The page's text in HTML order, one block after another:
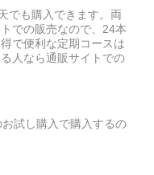
でも購入できます。両
での販売なので、24本
で便利な定期コースは
人なら通販サイトでの
試し購入で購入するの